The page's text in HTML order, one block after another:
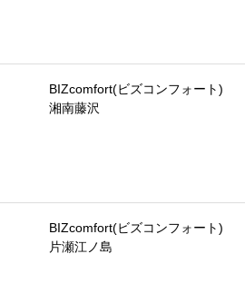
BIZcomfort(ビズコンフォート)
湘南藤沢
BIZcomfort(ビズコンフォート)
片瀬江ノ島